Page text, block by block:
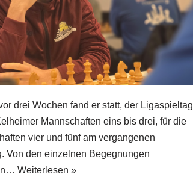
drei Wochen fand er statt, der Ligaspieltag
Mannschaften eins bis drei, für die
vier und fünf am vergangenen
Von den einzelnen Begegnungen
Weiterlesen »